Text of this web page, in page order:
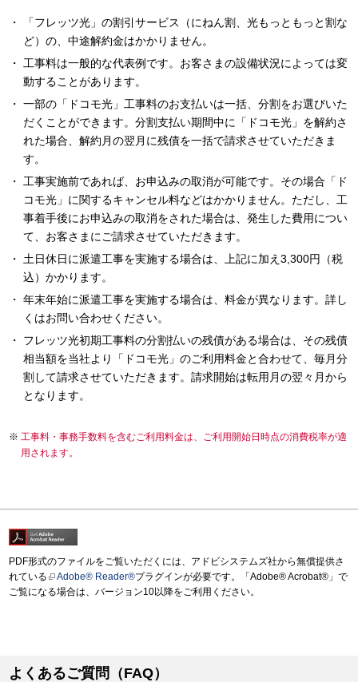
「フレッツ光」の割引サービス（にねん割、光もっともっと割な
ど）の、中途解約金はかかりません。
工事料は一般的な代表例です。お客さまの設備状況によっては変
動することがあります。
一部の「ドコモ光」工事料のお支払いは一括、分割をお選びいた
だくことができます。分割支払い期間中に「ドコモ光」を解約さ
れた場合、解約月の翌月に残債を一括で請求させていただきま
す。
工事実施前であれば、お申込みの取消が可能です。その場合「ド
コモ光」に関するキャンセル料などはかかりません。ただし、工
事着手後にお申込みの取消をされた場合は、発生した費用につい
て、お客さまにご請求させていただきます。
土日休日に派遣工事を実施する場合は、上記に加え3,300円（税
込）かかります。
年末年始に派遣工事を実施する場合は、料金が異なります。詳し
くはお問い合わせください。
フレッツ光初期工事料の分割払いの残債がある場合は、その残債
相当額を当社より「ドコモ光」のご利用料金と合わせて、毎月分
割して請求させていただきます。請求開始は転用月の翌々月から
となります。
工事料・事務手数料を含むご利用料金は、ご利用開始日時点の消費税率が適
用されます。
PDF形式のファイルをご覧いただくには、アドビシステムズ社から無償提供さ
れている
Adobe® Reader®プラグインが必要です。「Adobe® Acrobat®」で
ご覧になる場合は、バージョン10以降をご利用ください。
よくあるご質問（FAQ）